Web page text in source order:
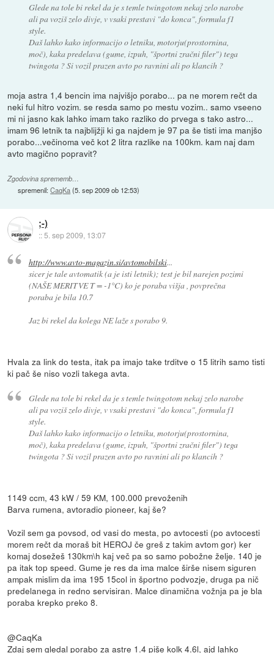
Glede na tole bi rekel da je s temle twingotom nekaj zelo narobe
ali pa voziš zelo divje, v vsaki prestavi "do konca", formula f1
style.
Daš lahko kako informacijo o letniku, motorju(prostornina,
moč), kaka predelava (gume, izpuh, "športni zračni filer") tega
twingota ? Si vozil prazen avto po ravnini ali po klancih ?
moja astra 1,4 bencin ima najvišjo porabo... pa ne morem rečt da
neki ful hitro vozim. se resda samo po mestu vozim.. samo vseeno
mi ni jasno kak lahko imam tako razliko do prvega s tako astro...
imam 96 letnik ta najblijžji ki ga najdem je 97 pa še tisti ima manjšo
porabo...večinoma več kot 2 litra razlike na 100km. kam naj dam
avto magično popravit?
Zgodovina sprememb…
spremenil:CaqKa(5. sep 2009 ob 12:53)
;-)
::5. sep 2009, 13:07
http://www.avto-magazin.si/avtomobilski...
sicer je tale avtomatik (a je isti letnik); test je bil narejen pozimi
(NAŠE MERITVE T = -1°C) ko je poraba višja , povprečna
poraba je bila 10.7
Jaz bi rekel da kolega NE laže s porabo 9.
Hvala za link do testa, itak pa imajo take trditve o 15 litrih samo tisti
ki pač še niso vozli takega avta.
Glede na tole bi rekel da je s temle twingotom nekaj zelo narobe
ali pa voziš zelo divje, v vsaki prestavi "do konca", formula f1
style.
Daš lahko kako informacijo o letniku, motorju(prostornina,
moč), kaka predelava (gume, izpuh, "športni zračni filer") tega
twingota ? Si vozil prazen avto po ravnini ali po klancih ?
1149 ccm, 43 kW / 59 KM, 100.000 prevoženih
Barva rumena, avtoradio pioneer, kaj še?
Vozil sem ga povsod, od vasi do mesta, po avtocesti (po avtocesti
morem rečt da moraš bit HEROJ če greš z takim avtom gor) ker
komaj dosežeš 130km\h kaj več pa so samo pobožne želje. 140 je
pa itak top speed. Gume je res da ima malce širše nisem siguren
ampak mislim da ima 195 15col in športno podvozje, druga pa nič
predelanega in redno servisiran. Malce dinamična vožnja pa je bla
poraba krepko preko 8.
@CaqKa
Zdaj sem gledal porabo za astre 1.4 piše kolk 4.6l, ajd lahko